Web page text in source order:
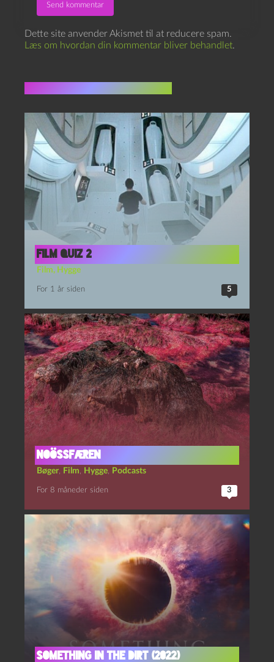
Dette site anvender Akismet til at reducere spam.
Læs om hvordan din kommentar bliver behandlet.
film quiz 2
Film, Hygge
For 1 år siden 5
noössfæren
Bøger, Film, Hygge, Podcasts
For 8 måneder siden 3
Something in the dirt (2022)